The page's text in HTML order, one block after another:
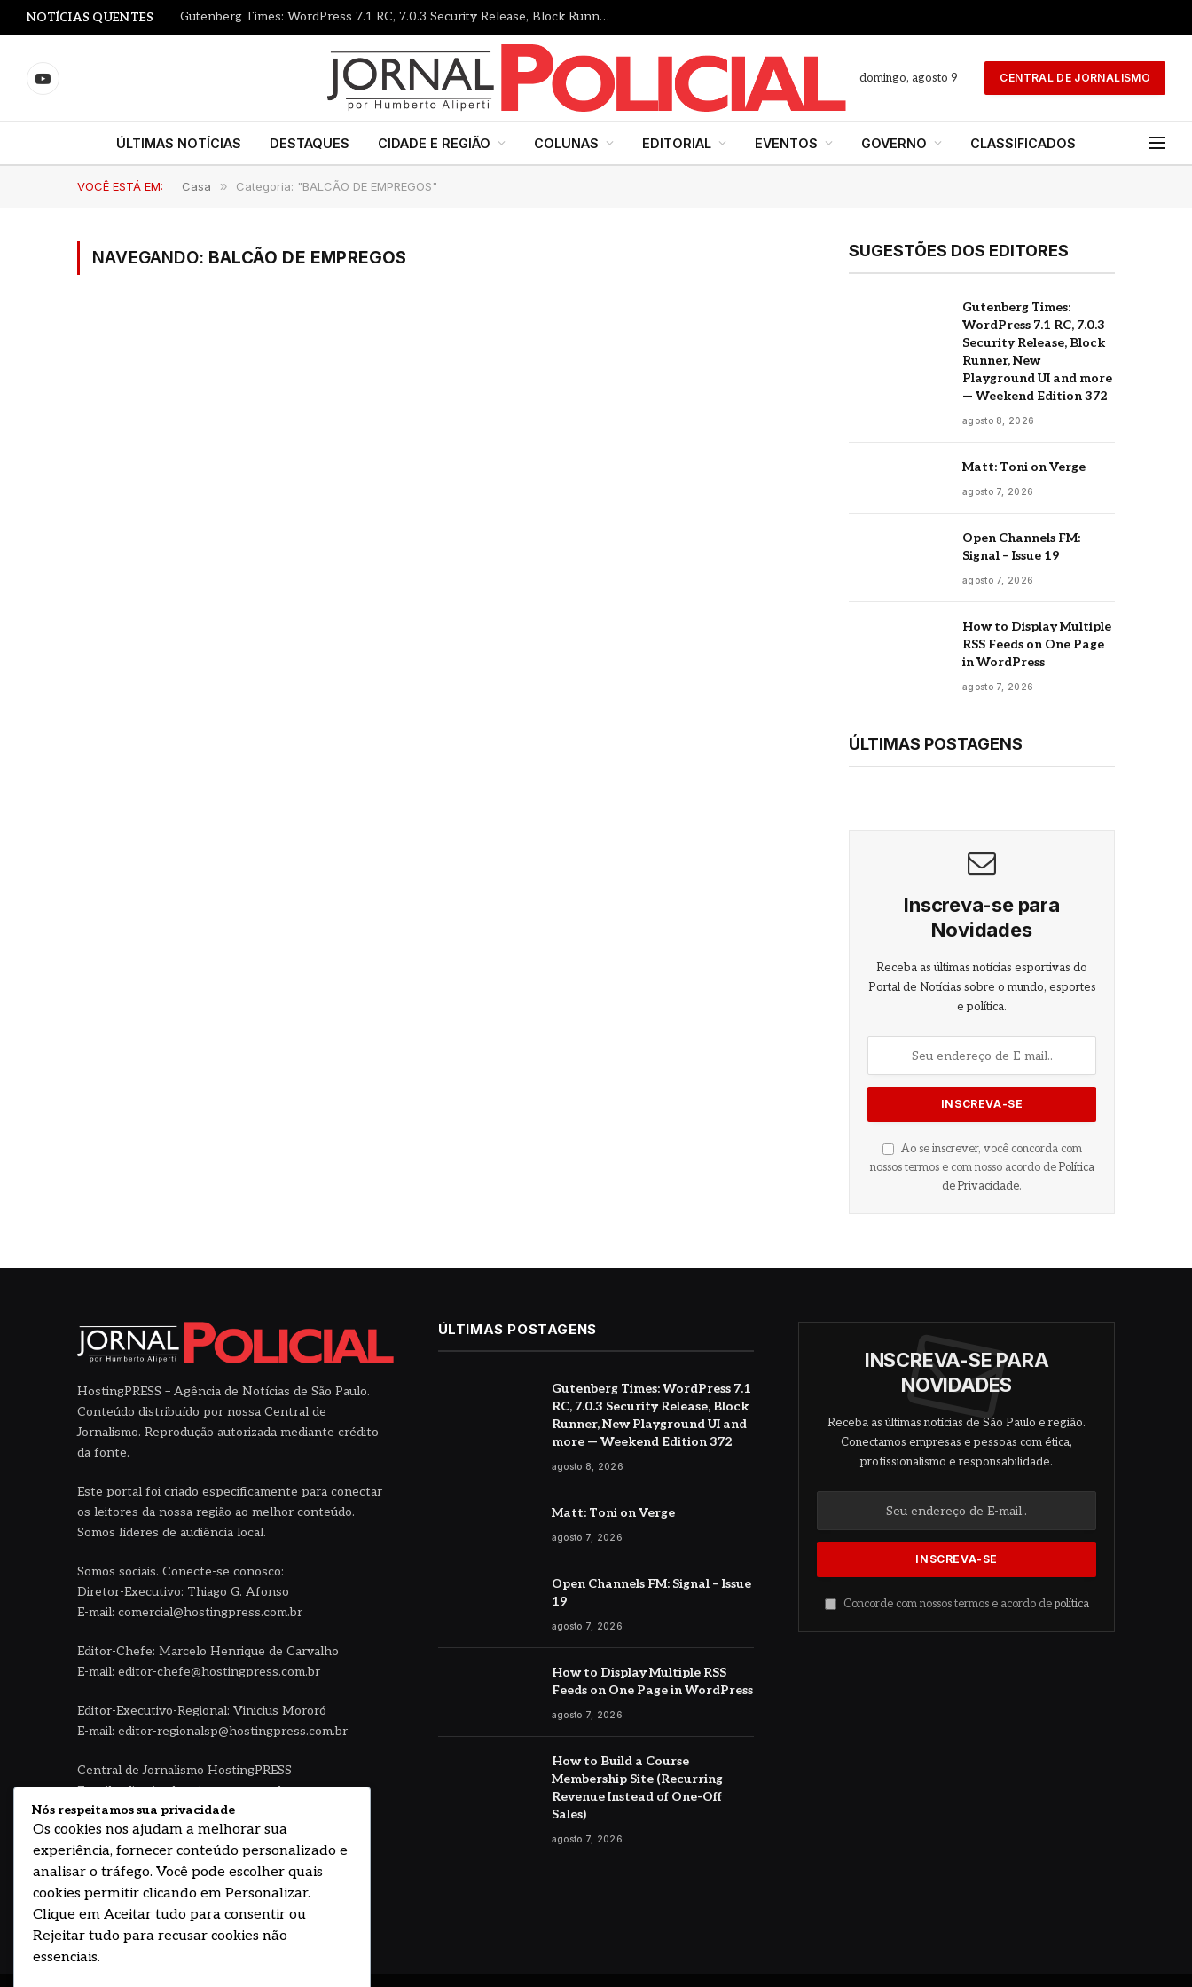
NOTÍCIAS QUENTES Gutenberg Times: WordPress 7.1 RC, 7.0.3 Security Release, Block Runner, New Playground UI and more — Weekend Edition 372
YouTube
domingo, agosto 9 CENTRAL DE JORNALISMO
ÚLTIMAS NOTÍCIAS DESTAQUES CIDADE E REGIÃO COLUNAS EDITORIAL EVENTOS GOVERNO CLASSIFICADOS
VOCÊ ESTÁ EM: Casa » Categoria: "BALCÃO DE EMPREGOS"
NAVEGANDO: BALCÃO DE EMPREGOS SUGESTÕES DOS EDITORES
Gutenberg Times:
WordPress 7.1 RC, 7.0.3
Security Release, Block
Runner, New
Playground UI and more
— Weekend Edition 372
agosto 8, 2026
Matt: Toni on Verge
agosto 7, 2026
Open Channels FM:
Signal – Issue 19
agosto 7, 2026
How to Display Multiple
RSS Feeds on One Page
in WordPress
agosto 7, 2026
ÚLTIMAS POSTAGENS
Inscreva-se para
Novidades
Receba as últimas notícias esportivas do
Portal de Notícias sobre o mundo, esportes
e política.
Ao se inscrever, você concorda com
nossos termos e com nosso acordo de Política
de Privacidade.
HostingPRESS – Agência de Notícias de São Paulo.
Conteúdo distribuído por nossa Central de
Jornalismo. Reprodução autorizada mediante crédito
da fonte.
Este portal foi criado especificamente para conectar
os leitores da nossa região ao melhor conteúdo.
Somos líderes de audiência local.
Somos sociais. Conecte-se conosco:
Diretor-Executivo: Thiago G. Afonso
E-mail: comercial@hostingpress.com.br
Editor-Chefe: Marcelo Henrique de Carvalho
E-mail: editor-chefe@hostingpress.com.br
Editor-Executivo-Regional: Vinicius Mororó
E-mail: editor-regionalsp@hostingpress.com.br
Central de Jornalismo HostingPRESS
E-mail: editoria@hostingpress.com.br
Fale no WhatsApp HostingPress
(11) 94792.0048 - Seg à sexta 08 às 18h
FacebookInstagramYouTubeWhatsApp
ÚLTIMAS POSTAGENS
Gutenberg Times: WordPress 7.1
RC, 7.0.3 Security Release, Block
Runner, New Playground UI and
more — Weekend Edition 372
agosto 8, 2026
Matt: Toni on Verge
agosto 7, 2026
Open Channels FM: Signal – Issue
19
agosto 7, 2026
How to Display Multiple RSS
Feeds on One Page in WordPress
agosto 7, 2026
How to Build a Course
Membership Site (Recurring
Revenue Instead of One-Off
Sales)
agosto 7, 2026
INSCREVA-SE PARA
NOVIDADES
Receba as últimas notícias de São Paulo e região.
Conectamos empresas e pessoas com ética,
profissionalismo e responsabilidade.
Concorde com nossos termos e acordo de política
Nós respeitamos sua privacidade
Os cookies nos ajudam a melhorar sua
experiência, fornecer conteúdo personalizado e
analisar o tráfego. Você pode escolher quais
cookies permitir clicando em Personalizar.
Clique em Aceitar tudo para consentir ou
Rejeitar tudo para recusar cookies não
essenciais.